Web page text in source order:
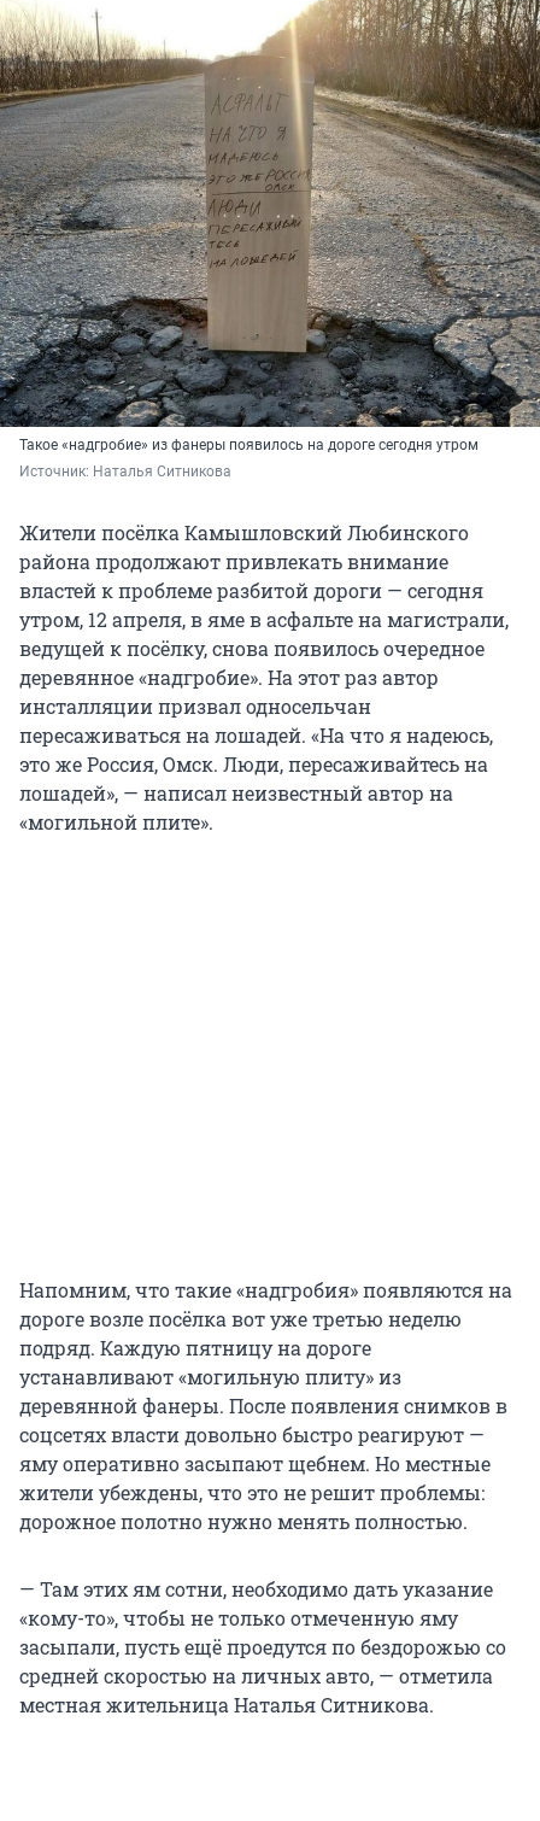
Такое «надгробие» из фанеры появилось на дороге сегодня утром
Источник: Наталья Ситникова
Жители посёлка Камышловский Любинского
района продолжают привлекать внимание
властей к проблеме разбитой дороги — сегодня
утром, 12 апреля, в яме в асфальте на магистрали,
ведущей к посёлку, снова появилось очередное
деревянное «надгробие». На этот раз автор
инсталляции призвал односельчан
пересаживаться на лошадей. «На что я надеюсь,
это же Россия, Омск. Люди, пересаживайтесь на
лошадей», — написал неизвестный автор на
«могильной плите».
Напомним, что такие «надгробия» появляются на
дороге возле посёлка вот уже третью неделю
подряд. Каждую пятницу на дороге
устанавливают «могильную плиту» из
деревянной фанеры. После появления снимков в
соцсетях власти довольно быстро реагируют —
яму оперативно засыпают щебнем. Но местные
жители убеждены, что это не решит проблемы:
дорожное полотно нужно менять полностью.
— Там этих ям сотни, необходимо дать указание
«кому-то», чтобы не только отмеченную яму
засыпали, пусть ещё проедутся по бездорожью со
средней скоростью на личных авто, — отметила
местная жительница Наталья Ситникова.